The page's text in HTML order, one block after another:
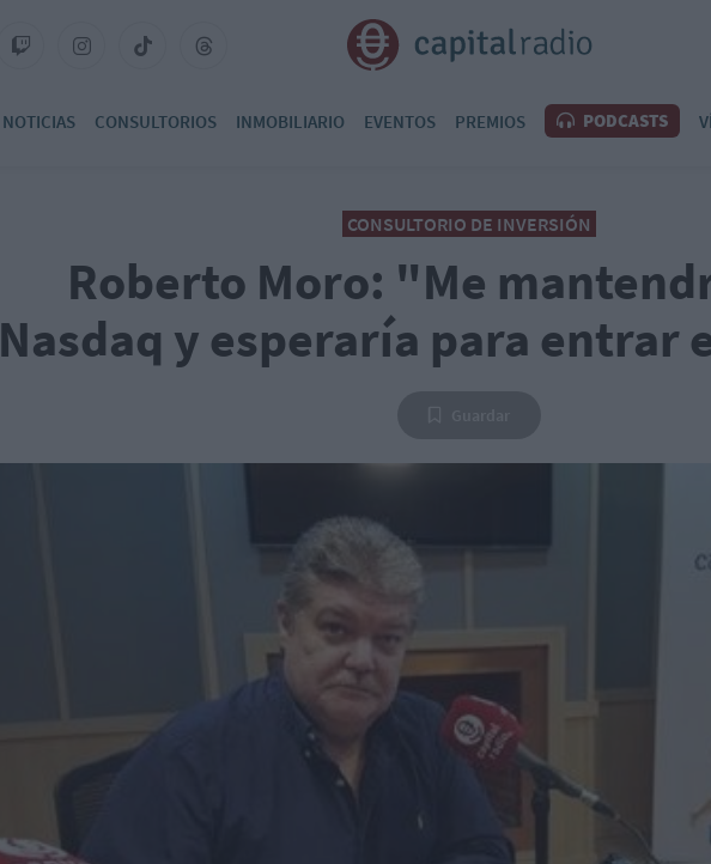
NOTICIAS CONSULTORIOS INMOBILIARIO EVENTOS PREMIOS PODCASTS
CONSULTORIO DE INVERSIÓN
Roberto Moro: "Me
Nasdaq y esperaría para entrar